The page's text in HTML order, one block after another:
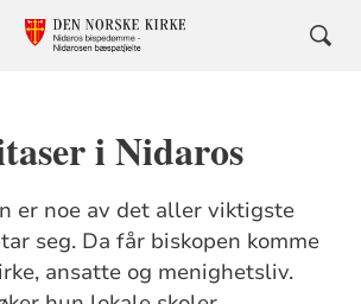
i Nidaros
er noe av det aller viktigste
seg. Da får biskopen komme
ansatte og menighetsliv.